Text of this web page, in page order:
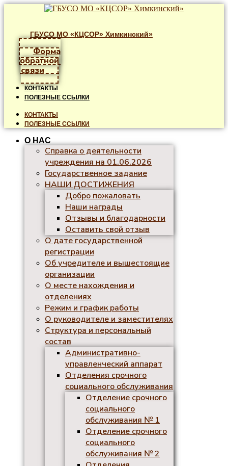
ГБУСО МО «КЦСОР» Химкинский»
Форма
обратной
связи
КОНТАКТЫ
ПОЛЕЗНЫЕ ССЫЛКИ
КОНТАКТЫ
ПОЛЕЗНЫЕ ССЫЛКИ
О НАС
Справка о деятельности
учреждения на 01.06.2026
Государственное задание
НАШИ ДОСТИЖЕНИЯ
Добро пожаловать
Наши награды
Отзывы и благодарности
Оставить свой отзыв
О дате государственной
регистрации
Об учредителе и вышестоящие
организации
О месте нахождения и
отделениях
Режим и график работы
О руководителе и заместителях
Структура и персональный
состав
Административно-
управленческий аппарат
Отделения срочного
социального обслуживания
Отделение срочного
социального
обслуживания № 1
Отделение срочного
социального
обслуживания № 2